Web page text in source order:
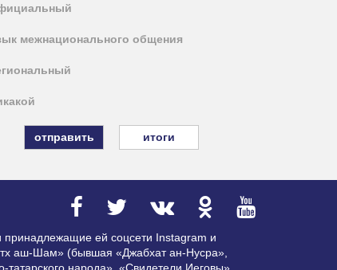
межнационального общения
итоги
принадлежащие ей соцсети Instagram и
аш-Шам» (бывшая «Джабхат ан-Нусра»,
народа», «Свидетели Иеговы»,